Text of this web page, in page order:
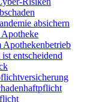
absichern
Apothekenbetrieb
entscheidend